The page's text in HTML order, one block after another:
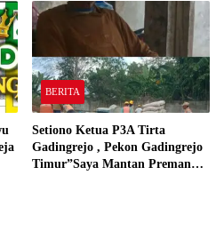
Kerja
BERITA
Setiono Ketua P3A Tirta
Gadingrejo , Pekon Gadingrejo
Timur”Saya Mantan Preman